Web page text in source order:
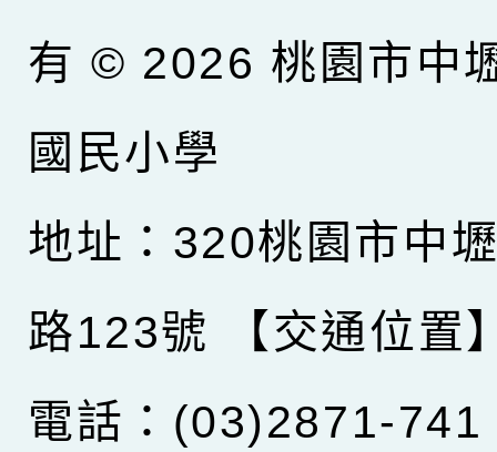
有 © 2026 桃園市中
國民小學
地址：320桃園市中
路123號
【交通位置
電話：(03)2871-741